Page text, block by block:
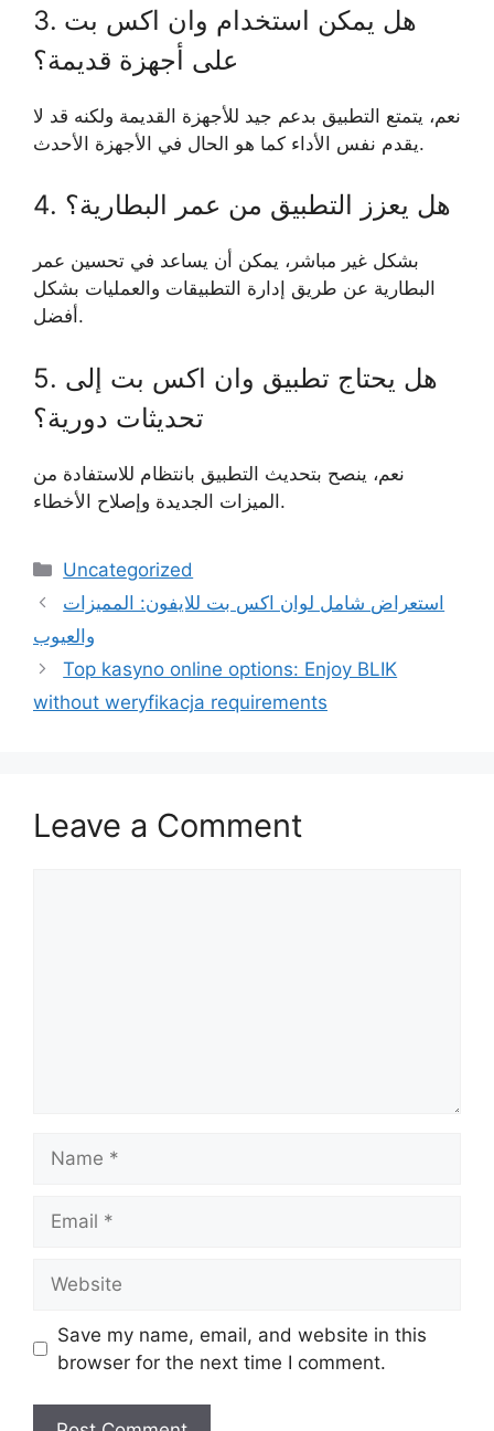
3. هل يمكن استخدام وان اكس بت
على أجهزة قديمة؟
نعم، يتمتع التطبيق بدعم جيد للأجهزة القديمة ولكنه قد لا
يقدم نفس الأداء كما هو الحال في الأجهزة الأحدث.
4. هل يعزز التطبيق من عمر البطارية؟
بشكل غير مباشر، يمكن أن يساعد في تحسين عمر
البطارية عن طريق إدارة التطبيقات والعمليات بشكل
أفضل.
5. هل يحتاج تطبيق وان اكس بت إلى
تحديثات دورية؟
نعم، ينصح بتحديث التطبيق بانتظام للاستفادة من
الميزات الجديدة وإصلاح الأخطاء.
Uncategorized
استعراض شامل لوان اكس بت للايفون: المميزات
والعيوب
Top kasyno online options: Enjoy BLIK
without weryfikacja requirements
Leave a Comment
Save my name, email, and website in this
browser for the next time I comment.